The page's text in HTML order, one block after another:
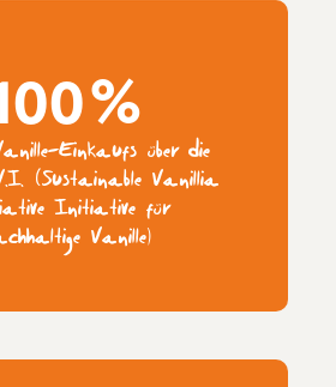
Einkaufs über die
(Sustainable Vanillia
Initiative für
Vanille)